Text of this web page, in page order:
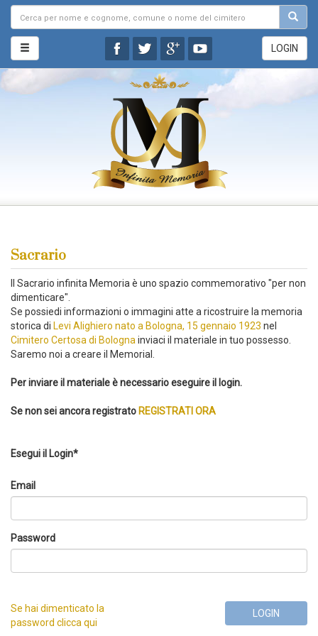
LOGIN
Sacrario
Il Sacrario infinita Memoria è uno spazio commemorativo "per non
dimenticare".
Se possiedi informazioni o immagini atte a ricostruire la memoria
storica di Levi Alighiero nato a Bologna, 15 gennaio 1923 nel
Cimitero Certosa di Bologna inviaci il materiale in tuo possesso.
Saremo noi a creare il Memorial.
Per inviare il materiale è necessario eseguire il login.
Se non sei ancora registrato REGISTRATI ORA
Esegui il Login*
Email
Password
Se hai dimenticato la
password clicca qui
LOGIN